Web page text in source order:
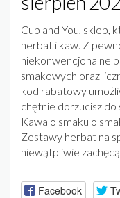
Cup and You, sklep,
herbat i kaw. Z
niekonwencjonalne
smakowych oraz
kod rabatowy
chętnie dorzucisz
Kawa o smaku o
Zestawy herbat na
niewątpliwie
Facebook